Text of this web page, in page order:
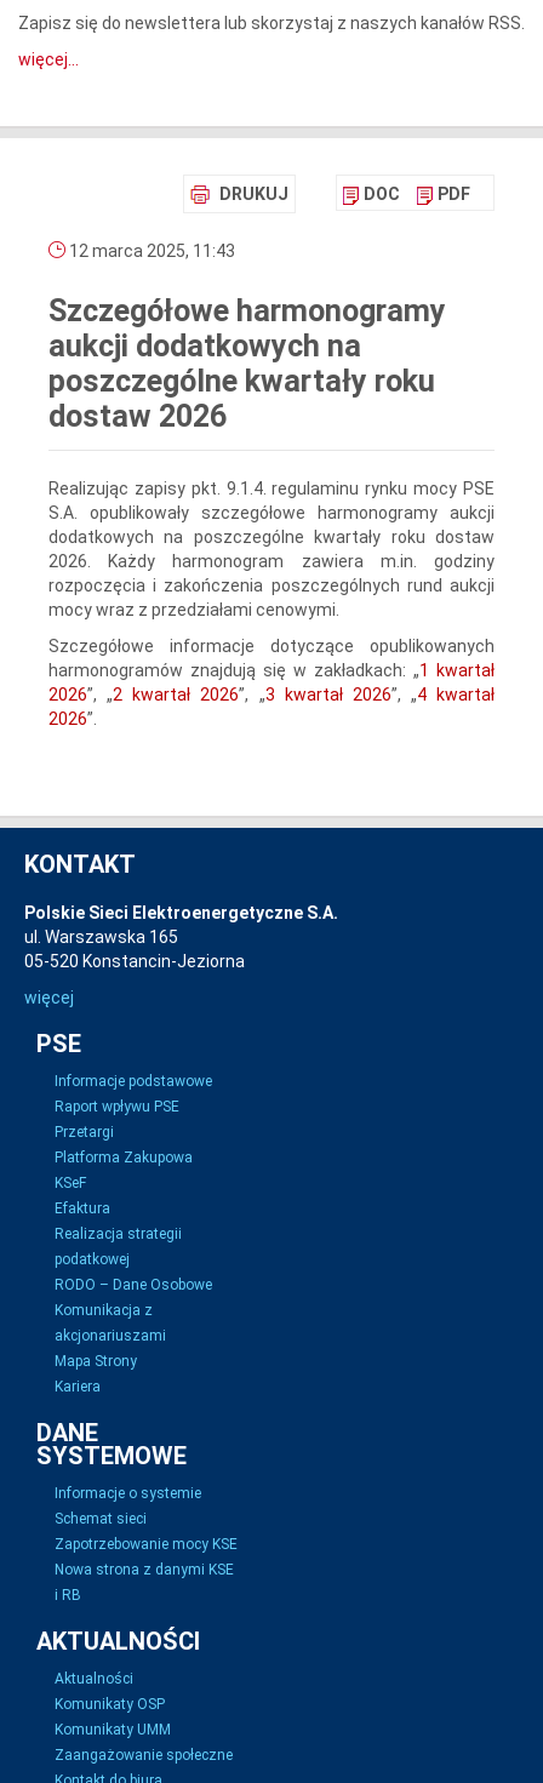
Zapisz się do newslettera lub skorzystaj z naszych kanałów RSS.
więcej...
DRUKUJ DOC PDF
12 marca 2025, 11:43
Szczegółowe harmonogramy
aukcji dodatkowych na
poszczególne kwartały roku
dostaw 2026
Realizując zapisy pkt. 9.1.4. regulaminu rynku mocy PSE
S.A. opublikowały szczegółowe harmonogramy aukcji
dodatkowych na poszczególne kwartały roku dostaw
2026. Każdy harmonogram zawiera m.in. godziny
rozpoczęcia i zakończenia poszczególnych rund aukcji
mocy wraz z przedziałami cenowymi.
Szczegółowe informacje dotyczące opublikowanych
harmonogramów znajdują się w zakładkach: „1 kwartał
2026”, „2 kwartał 2026”, „3 kwartał 2026”, „4 kwartał
2026”.
KONTAKT
Polskie Sieci Elektroenergetyczne S.A.
ul. Warszawska 165
05-520 Konstancin-Jeziorna
więcej
PSE
Informacje podstawowe
Raport wpływu PSE
Przetargi
Platforma Zakupowa
KSeF
Efaktura
Realizacja strategii
podatkowej
RODO – Dane Osobowe
Komunikacja z
akcjonariuszami
Mapa Strony
Kariera
DANE
SYSTEMOWE
Informacje o systemie
Schemat sieci
Zapotrzebowanie mocy KSE
Nowa strona z danymi KSE
i RB
AKTUALNOŚCI
Aktualności
Komunikaty OSP
Komunikaty UMM
Zaangażowanie społeczne